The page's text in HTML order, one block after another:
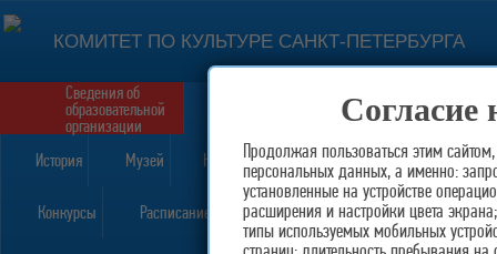
Согласие
Продолжая пользоваться этим
персональных данных, а именно:
установленные на устройстве
расширения и настройки цвета
типы используемых мобильных
КОМИТЕТ ПО КУЛЬТУРЕ САНКТ-ПЕТЕРБУРГА
Форма обратной
Сведения об
образовательной
организации
История Музей Награды
Конкурсы Расписание